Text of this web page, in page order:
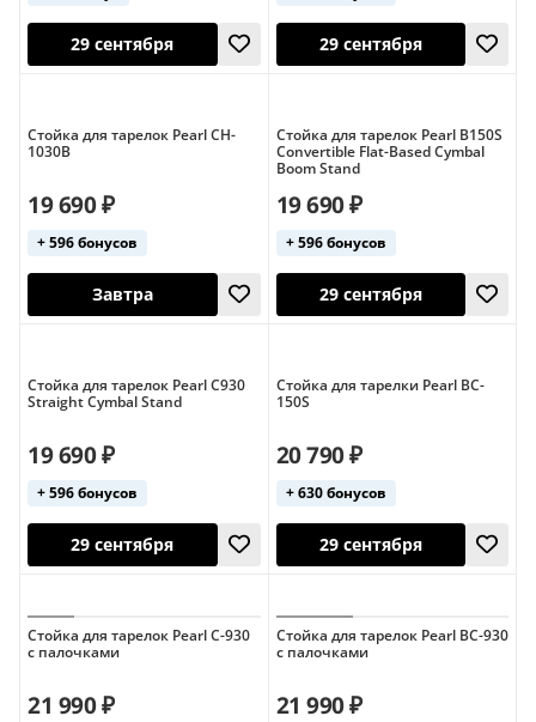
29 сентября 29 сентября
Стойка для тарелок Pearl CH-
1030B
19 690 ₽
+ 596 бонусов
Стойка для тарелок Pearl B150S
Convertible Flat-Based Cymbal
Boom Stand
19 690 ₽
+ 596 бонусов
29 сентября
Стойка для тарелок Pearl C930
Straight Cymbal Stand
19 690 ₽
+ 596 бонусов
Cтойка для тарелки Pearl BC-
150S
20 790 ₽
+ 630 бонусов
Стойка для тарелок Pearl C-930
с палочками
21 990 ₽
Стойка для тарелок Pearl BC-930
с палочками
21 990 ₽